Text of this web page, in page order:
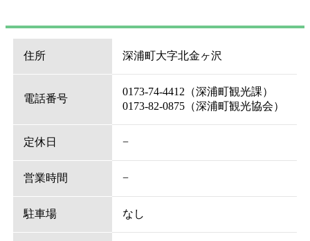
住所 深浦町大字北金ヶ沢
電話番号
0173-74-4412（深浦町観光課）
0173-82-0875（深浦町観光協会）
定休日 −
営業時間 −
駐車場 なし